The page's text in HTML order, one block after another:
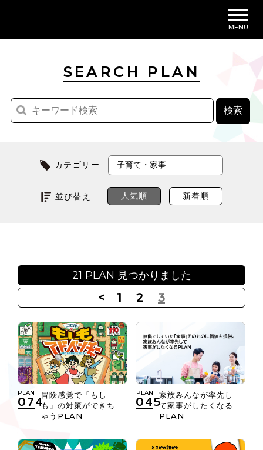
MENU
SEARCH PLAN
カテゴリー
並び替え 人気順 新着順
21 PLAN 見つかりました
< 1 2 3
PLAN
074冒険感覚で「もし
も」の対策ができち
ゃうPLAN
PLAN
045家族みんなが率先し
て家事がしたくなる
PLAN